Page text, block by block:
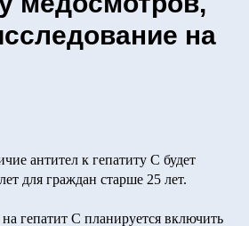
на
антител к гепатиту С будет
для граждан старше 25 лет.
гепатит С планируется включить